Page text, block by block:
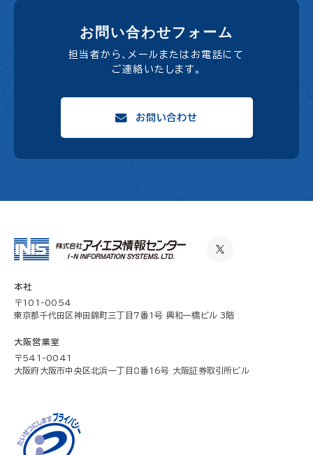
お問い合わせフォーム
担当者から、メールまたはお電話にて
ご連絡いたします。
お問い合わせ
本社
〒101-0054
東京都千代田区神田錦町三丁目7番1号 興和一橋ビル 3階
大阪営業室
〒541-0041
大阪府大阪市中央区北浜一丁目8番16号 大阪証券取引所ビル